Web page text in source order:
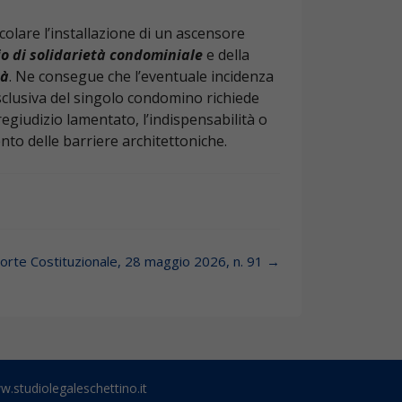
l’installazione di un ascensore
di solidarietà condominiale e della
. Ne consegue che l’eventuale incidenza
del singolo condomino richiede
lamentato, l’indispensabilità o
delle barriere architettoniche.
Costituzionale, 28 maggio 2026, n. 91 →